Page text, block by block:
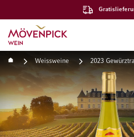
Gratislieferung ab
Zur Startseite
Startseite Weissweine 2023
Zum Ende der